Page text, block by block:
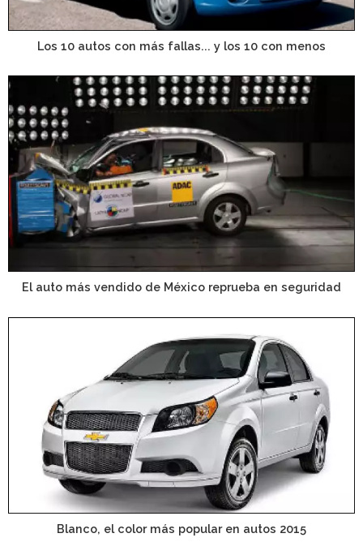
Los 10 autos con más fallas... y los 10 con menos
El auto más vendido de México reprueba en seguridad
Blanco, el color más popular en autos 2015